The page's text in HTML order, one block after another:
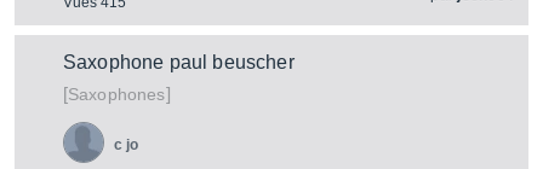
Saxophone paul beuscher
[Saxophones]
c jo